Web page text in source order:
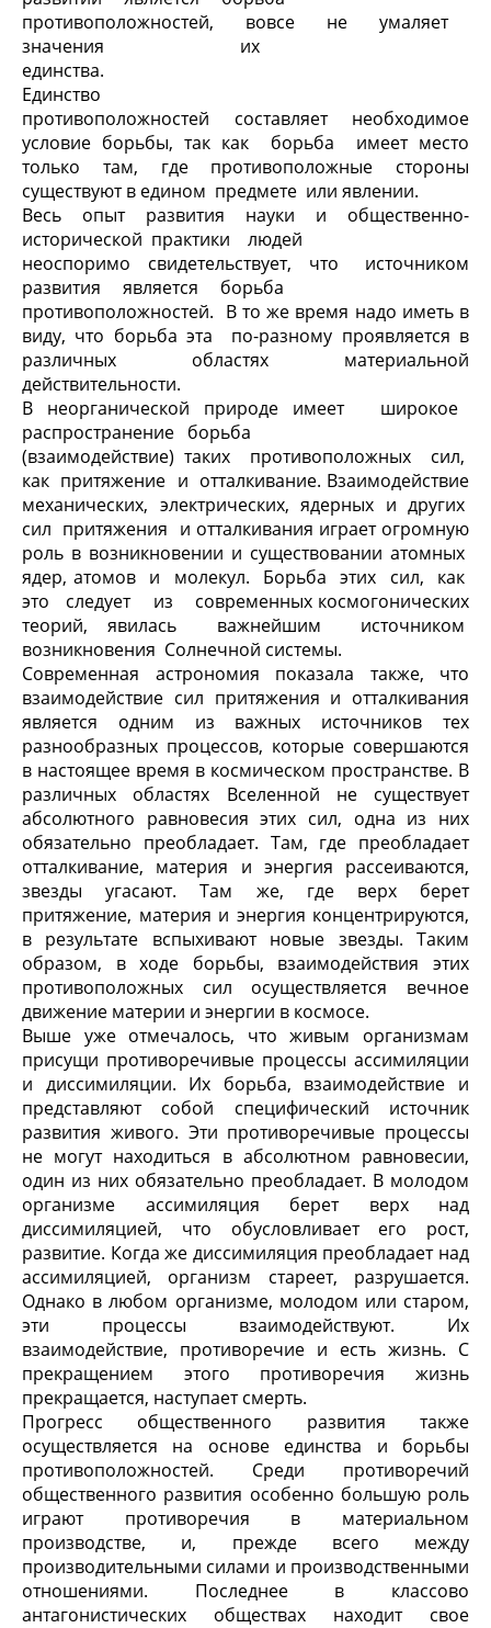
противоположностей, вовсе не умаляет
значения их
единства.
Единство
противоположностей составляет необходимое
условие борьбы, так как борьба имеет место
только там, где противоположные стороны
существуют в едином предмете или явлении.
Весь опыт развития науки и общественно-
исторической практики людей
неоспоримо свидетельствует, что источником
развития является борьба
противоположностей. В то же время надо иметь в
виду, что борьба эта по-разному проявляется в
различных областях материальной
действительности.
В неорганической природе имеет широкое
распространение борьба
(взаимодействие) таких противоположных сил,
как притяжение и отталкивание. Взаимодействие
механических, электрических, ядерных и других
сил притяжения и отталкивания играет огромную
роль в возникновении и существовании атомных
ядер, атомов и молекул. Борьба этих сил, как
это следует из современных космогонических
теорий, явилась важнейшим источником
возникновения Солнечной системы.
Современная астрономия показала также, что
взаимодействие сил притяжения и отталкивания
является одним из важных источников тех
разнообразных процессов, которые совершаются
в настоящее время в космическом пространстве. В
различных областях Вселенной не существует
абсолютного равновесия этих сил, одна из них
обязательно преобладает. Там, где преобладает
отталкивание, материя и энергия рассеиваются,
звезды угасают. Там же, где верх берет
притяжение, материя и энергия концентрируются,
в результате вспыхивают новые звезды. Таким
образом, в ходе борьбы, взаимодействия этих
противоположных сил осуществляется вечное
движение материи и энергии в космосе.
Выше уже отмечалось, что живым организмам
присущи противоречивые процессы ассимиляции
и диссимиляции. Их борьба, взаимодействие и
представляют собой специфический источник
развития живого. Эти противоречивые процессы
не могут находиться в абсолютном равновесии,
один из них обязательно преобладает. В молодом
организме ассимиляция берет верх над
диссимиляцией, что обусловливает его рост,
развитие. Когда же диссимиляция преобладает над
ассимиляцией, организм стареет, разрушается.
Однако в любом организме, молодом или старом,
эти процессы взаимодействуют. Их
взаимодействие, противоречие и есть жизнь. С
прекращением этого противоречия жизнь
прекращается, наступает смерть.
Прогресс общественного развития также
осуществляется на основе единства и борьбы
противоположностей. Среди противоречий
общественного развития особенно большую роль
играют противоречия в материальном
производстве, и, прежде всего между
производительными силами и производственными
отношениями. Последнее в классово
антагонистических обществах находит свое